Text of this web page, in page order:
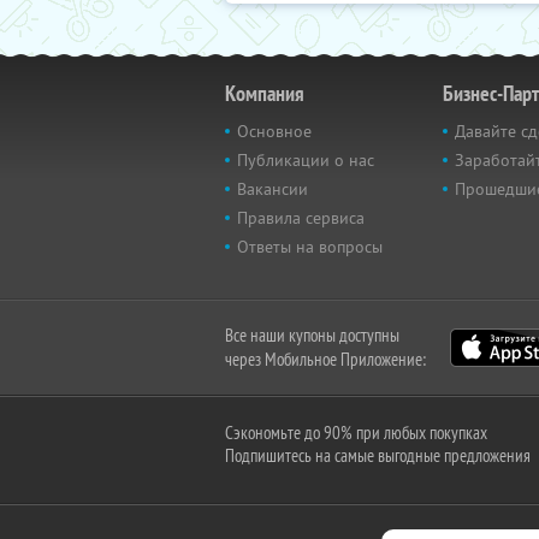
Компания
Основное
Публикации о нас
Вакансии
Правила сервиса
Ответы на вопросы
Бизнес-
Давайте
Все наши купоны доступны
через Мобильное Приложение:
Сэкономьте до 90% при любых покупках
Подпишитесь на самые выгодные предложения